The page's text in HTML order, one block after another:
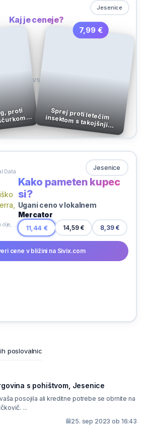
Jesenice
Kaj je ceneje?
proti
VS
7,99 €
Sprej proti letečim insektom s takojšnjim delovanjem, 400 ml
Data Jesenice
Bio ekstra deviško oljčno olje, Mediterra, 500 ml
Kako pameten kupec
si?
Ugani ceno v lokalnem
Mercator
11,44 € 14,59 € 8,39 €
cene v bližini na Sivix.com
poslovalnic
s pohištvom, Jesenice
posojila ali kreditne potrebe se obrnite na
...
25. sep 2023 ob 16:43